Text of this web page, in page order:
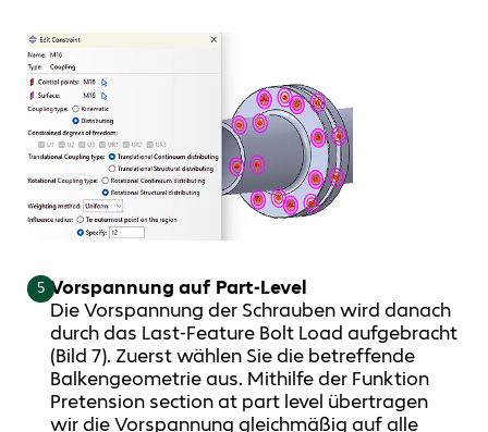
5 Vorspannung auf Part-Level
Die Vorspannung der Schrauben wird danach
durch das Last-Feature Bolt Load aufgebracht
(Bild 7). Zuerst wählen Sie die betreffende
Balkengeometrie aus. Mithilfe der Funktion
Pretension section at part level übertragen
wir die Vorspannung gleichmäßig auf alle